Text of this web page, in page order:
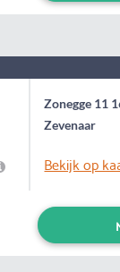
Zonegge 11
Zevenaar
Bekijk op